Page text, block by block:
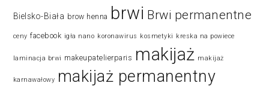
Bielsko-Biała brow henna brwi Brwi permanentne
ceny facebook igła nano koronawirus kosmetyki kreska na powiece
laminacja brwi makeupatelierparis makijaż makijaż
karnawałowy makijaż permanentny